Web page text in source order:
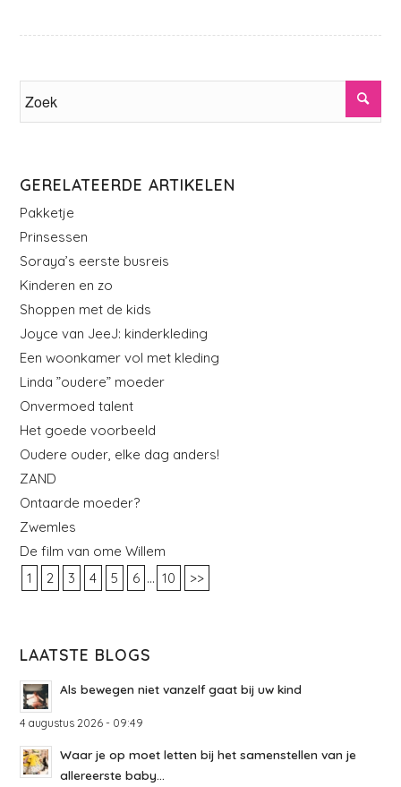
GERELATEERDE ARTIKELEN
Pakketje
Prinsessen
Soraya’s eerste busreis
Kinderen en zo
Shoppen met de kids
Joyce van JeeJ: kinderkleding
Een woonkamer vol met kleding
Linda ”oudere” moeder
Onvermoed talent
Het goede voorbeeld
Oudere ouder, elke dag anders!
ZAND
Ontaarde moeder?
Zwemles
De film van ome Willem
1
2 3 4 5 6 ... 10 >>
LAATSTE BLOGS
Als bewegen niet vanzelf gaat bij uw kind
4 augustus 2026 - 09:49
Waar je op moet letten bij het samenstellen van je
allereerste baby...